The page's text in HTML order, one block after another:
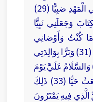
قَالُوا كَيْفَ نُكَلِّمُ مَنْ كَانَ فِي الْمَهْدِ صَبِيًّا (29)
وَجَعَلَنِي نَبِيًّا
(30) وَجَعَلَنِي مُبَارَكًا أَيْنَ مَا كُنْتُ ‎وَأَوْصَانِي
بِالصَّلَاةِ وَالزَّكَاةِ مَا دُمْتُ حَيًّا (31) وَبَرًّا بِوَالِدَتِي
يَجْعَلْنِي جَبَّارًا شَقِيًّا (32) وَالسَّلَامُ عَلَيَّ يَوْمَ
وُلِدْتُ وَيَوْمَ أَمُوتُ وَيَوْمَ أُبْعَثُ حَيًّا (33) ذَلِكَ
فِيهِ يَمْتَرُونَ